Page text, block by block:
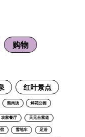
购物
红叶景点
熊肉汤 鲜花公园
农家餐厅 天元台索道
雪地车 足浴